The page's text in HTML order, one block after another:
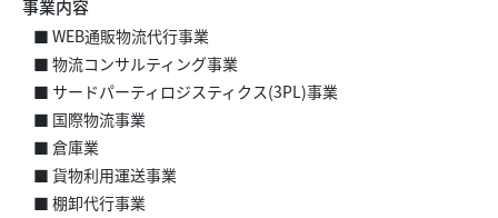
事業内容
■ WEB通販物流代行事業
■ 物流コンサルティング事業
■ サードパーティロジスティクス(3PL)事業
■ 国際物流事業
■ 倉庫業
■ 貨物利用運送事業
■ 棚卸代行事業